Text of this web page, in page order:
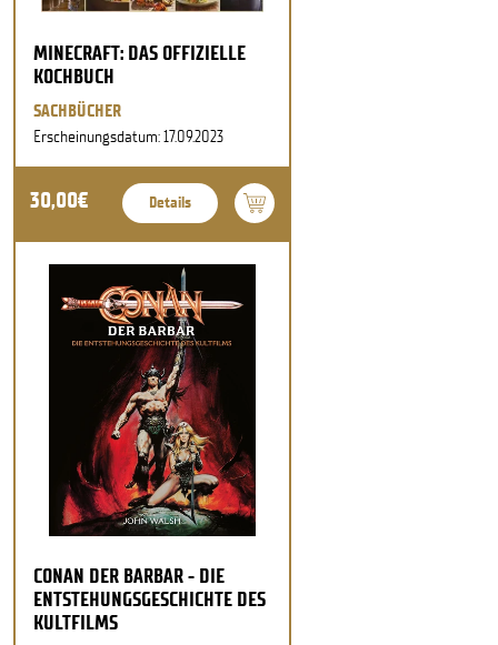
MINECRAFT: DAS OFFIZIELLE
KOCHBUCH
SACHBÜCHER
Erscheinungsdatum: 17.09.2023
30,00€ Details
CONAN DER BARBAR - DIE
ENTSTEHUNGSGESCHICHTE DES
KULTFILMS